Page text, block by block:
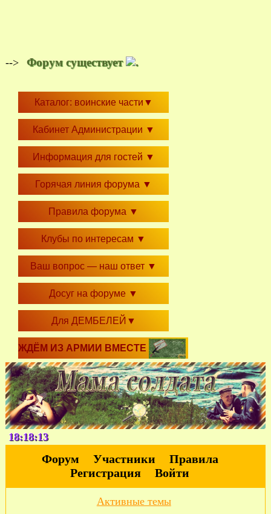
--> Форум существует .
Каталог: воинские части ▼
Кабинет Администрации ▼
Информация для гостей ▼
Горячая линия форума ▼
Правила форума ▼
Клубы по интересам ▼
Ваш вопрос — наш ответ ▼
Досуг на форуме ▼
Для ДЕМБЕЛЕЙ ▼
ЖДЁМ ИЗ АРМИИ ВМЕСТЕ
18:18:13
Форум Участники
Правила
Регистрация
Войти
Активные темы